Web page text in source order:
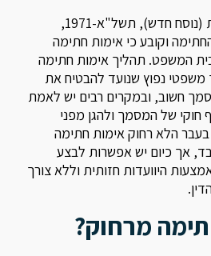
סעיף 15 לפקודת הראיות (נוסח חדש), תשל"א-1971,
וקובע כי אימות חתימה
המשפט. תהליך אימות חתימה
משפטי נפוץ שנועד להבטיח את
חשוב, ובמקרים רבים יש לאמת
חוקי של המסמך ולהגן מפני
בעבר הלא רחוק אימות חתימה
אך כיום יש אפשרות לבצע
היוועדות חזותית וללא צורך
מרחוק?